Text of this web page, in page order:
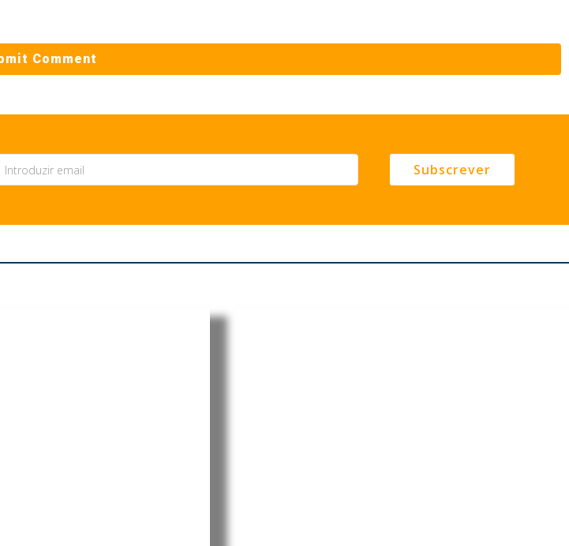
Subscrever